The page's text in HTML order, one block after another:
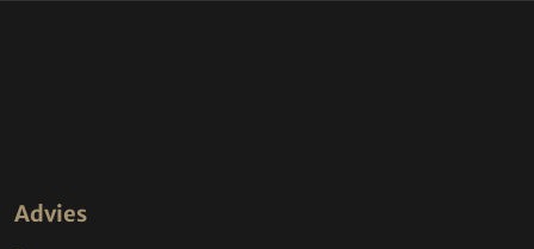
Meld u hier aan voor onze
Nieuwsbrief